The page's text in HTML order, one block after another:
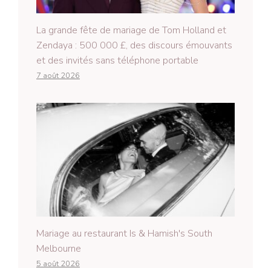
La grande fête de mariage de Tom Holland et
Zendaya : 500 000 £, des discours émouvants
et des invités sans téléphone portable
7 août 2026
Mariage au restaurant Is & Hamish's South
Melbourne
5 août 2026